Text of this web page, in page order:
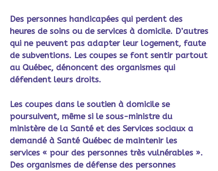
Des personnes handicapées qui perdent des
heures de soins ou de services à domicile. D’autres
qui ne peuvent pas adapter leur logement, faute
de subventions. Les coupes se font sentir partout
au Québec, dénoncent des organismes qui
défendent leurs droits.
Les coupes dans le soutien à domicile se
poursuivent, même si le sous-ministre du
ministère de la Santé et des Services sociaux a
demandé à Santé Québec de maintenir les
services « pour des personnes très vulnérables ».
Des organismes de défense des personnes